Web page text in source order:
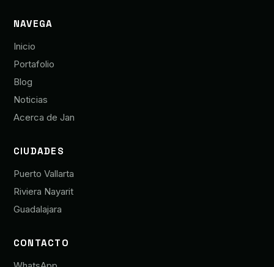
NAVEGA
Inicio
Portafolio
Blog
Noticias
Acerca de Jan
CIUDADES
Puerto Vallarta
Riviera Nayarit
Guadalajara
CONTACTO